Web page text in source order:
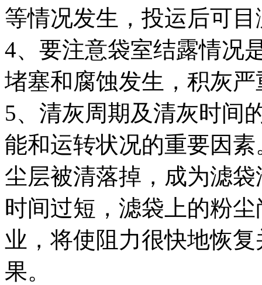
等情况发生，投运后可
4、要注意袋室结露情况
堵塞和腐蚀发生，积灰
5、清灰周期及清灰时间
能和运转状况的重要因
尘层被清落掉，成为滤
时间过短，滤袋上的粉
业，将使阻力很快地恢
果。